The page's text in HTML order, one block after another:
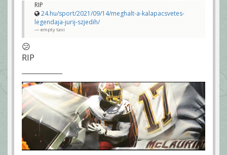
RIP
24.hu/sport/2021/09/14/meghalt-a-kalapacsvetes-
legendaja-jurij-szjedih/
empty taxi
😕
RIP